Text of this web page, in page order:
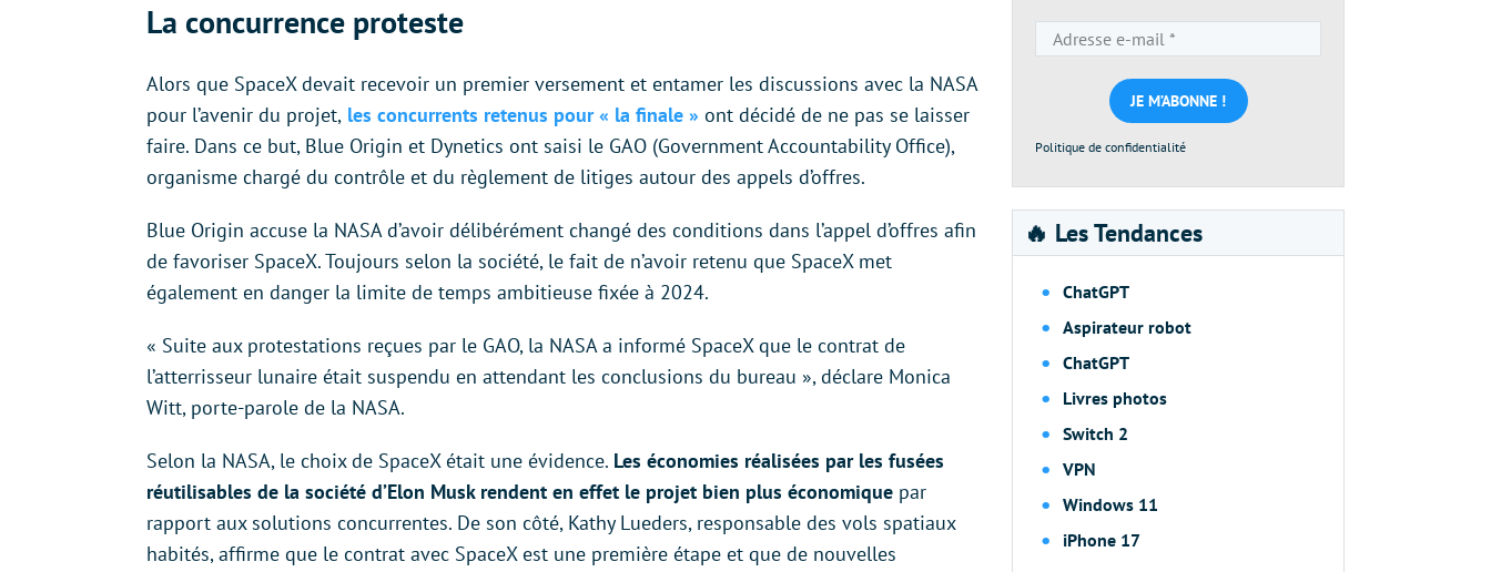
La concurrence proteste
Alors que SpaceX devait recevoir un premier versement et entamer les discussions avec la NASA
pour l’avenir du projet, les concurrents retenus pour « la finale » ont décidé de ne pas se laisser
faire. Dans ce but, Blue Origin et Dynetics ont saisi le GAO (Government Accountability Office),
organisme chargé du contrôle et du règlement de litiges autour des appels d’offres.
Blue Origin accuse la NASA d’avoir délibérément changé des conditions dans l’appel d’offres afin
de favoriser SpaceX. Toujours selon la société, le fait de n’avoir retenu que SpaceX met
également en danger la limite de temps ambitieuse fixée à 2024.
« Suite aux protestations reçues par le GAO, la NASA a informé SpaceX que le contrat de
l’atterrisseur lunaire était suspendu en attendant les conclusions du bureau », déclare Monica
Witt, porte-parole de la NASA.
Selon la NASA, le choix de SpaceX était une évidence. Les économies réalisées par les fusées
réutilisables de la société d’Elon Musk rendent en effet le projet bien plus économique par
rapport aux solutions concurrentes. De son côté, Kathy Lueders, responsable des vols spatiaux
habités, affirme que le contrat avec SpaceX est une première étape et que de nouvelles
e-
mail
*
Politique de confidentialité
🔥 Les Tendances
ChatGPT
Aspirateur robot
ChatGPT
Livres photos
Switch 2
VPN
Windows 11
iPhone 17